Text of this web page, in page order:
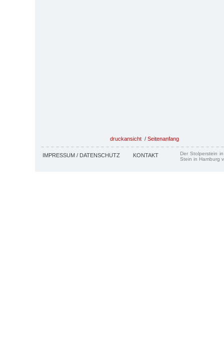
druckansicht / Seitenanfang
IMPRESSUM / DATENSCHUTZ KONTAKT
Der Stolperstein
Stein in Hamburg